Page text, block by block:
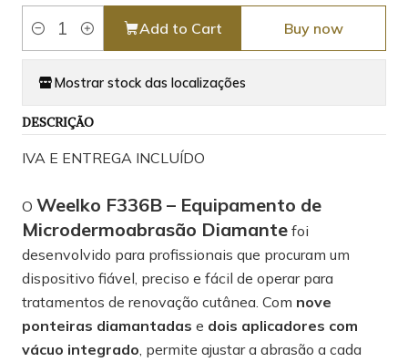
Quantity
Add to Cart Buy now
Mostrar stock das localizações
DESCRIÇÃO
IVA E ENTREGA INCLUÍDO
O Weelko F336B – Equipamento de
Microdermoabrasão Diamante foi
desenvolvido para profissionais que procuram um
dispositivo fiável, preciso e fácil de operar para
tratamentos de renovação cutânea. Com nove
ponteiras diamantadas e dois aplicadores com
vácuo integrado, permite ajustar a abrasão a cada